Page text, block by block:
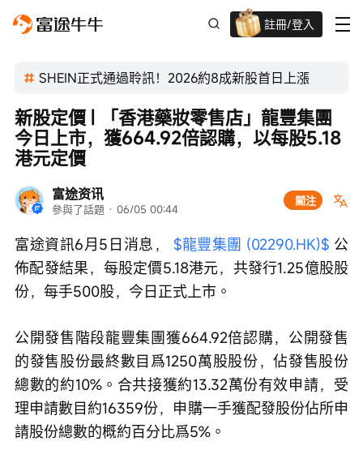
註冊/登入
迎新驚喜賞 股票/BTC等任你揀!
SHEIN正式通過聆訊！2026約8成新股首日上漲
富途资讯
參與了話題 · 06/05 00:44
關注
新股定價 | 「香港藥妝零售店」龍豐集團
今日上市，獲664.92倍認購，以每股5.18
港元定價
富途資訊6月5日消息， $龍豐集團 (02290.HK)$ 公
佈配發結果，每股定價5.18港元，共發行1.25億股股
份，每手500股，今日正式上市。
公開發售階段龍豐集團獲664.92倍認購，公開發售
的發售股份最終數目爲1250萬股股份，佔發售股份
總數的約10%。合共接獲約13.32萬份有效申請，受
理申請數目約16359份，申購一手獲配發股份佔所申
請股份總數的概約百分比爲5%。